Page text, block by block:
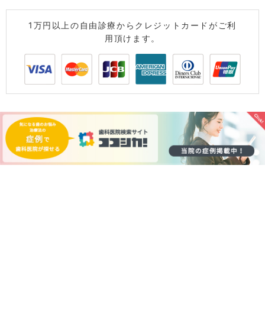
1万円以上の自由診療からクレジットカードがご利
用頂けます。